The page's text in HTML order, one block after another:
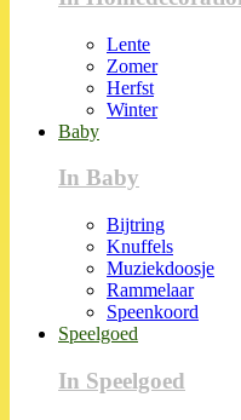
Lente
Zomer
Herfst
Winter
Baby
In Baby
Bijtring
Knuffels
Muziekdoosje
Rammelaar
Speenkoord
Speelgoed
In Speelgoed